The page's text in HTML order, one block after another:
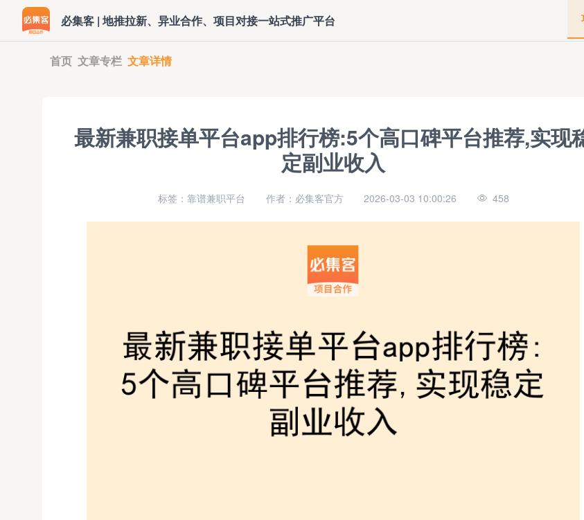
必集客 | 地推拉新、异业合作、项目对接一站式推广平台
首页 文章专栏 文章详情
最新兼职接单平台app排行榜:5个高口碑平台推荐,实现
定副业收入
标签：靠谱兼职平台 作者：必集客官方 2026-03-03 10:00:26 458